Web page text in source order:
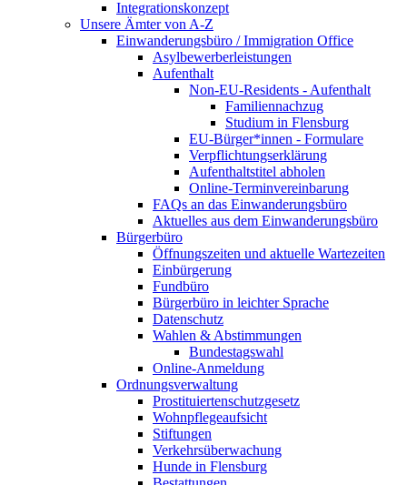
Integrationskonzept
Unsere Ämter von A-Z
Einwanderungsbüro / Immigration Office
Asylbewerberleistungen
Aufenthalt
Non-EU-Residents - Aufenthalt
Familiennachzug
Studium in Flensburg
EU-Bürger*innen - Formulare
Verpflichtungserklärung
Aufenthaltstitel abholen
Online-Terminvereinbarung
FAQs an das Einwanderungsbüro
Aktuelles aus dem Einwanderungsbüro
Bürgerbüro
Öffnungszeiten und aktuelle Wartezeiten
Einbürgerung
Fundbüro
Bürgerbüro in leichter Sprache
Datenschutz
Wahlen & Abstimmungen
Bundestagswahl
Online-Anmeldung
Ordnungsverwaltung
Prostituiertenschutzgesetz
Wohnpflegeaufsicht
Stiftungen
Verkehrsüberwachung
Hunde in Flensburg